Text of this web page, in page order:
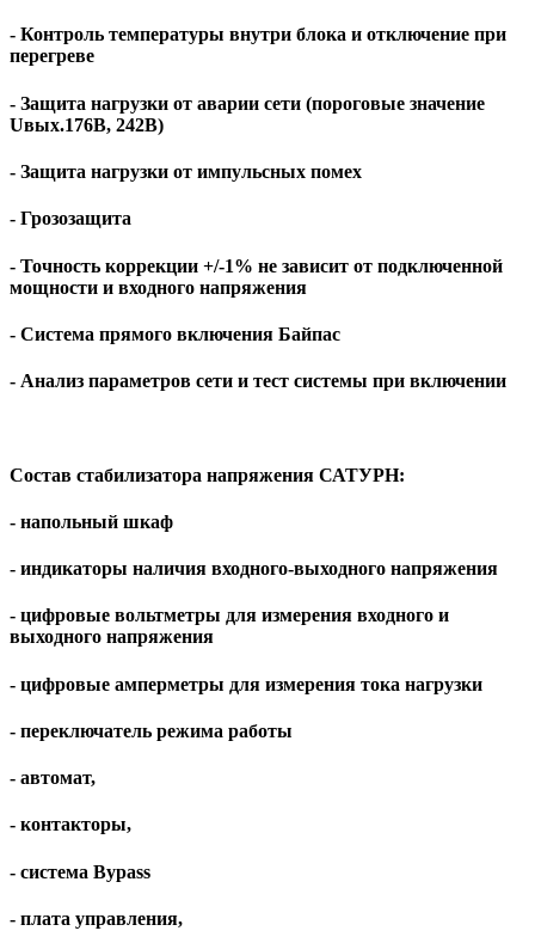
- Контроль температуры внутри блока и отключение при
перегреве
- Защита нагрузки от аварии сети (пороговые значение
Uвых.176В, 242В)
- Защита нагрузки от импульсных помех
- Грозозащита
- Точность коррекции +/-1% не зависит от подключенной
мощности и входного напряжения
- Система прямого включения Байпас
- Анализ параметров сети и тест системы при включении
Состав стабилизатора напряжения САТУРН:
- напольный шкаф
- индикаторы наличия входного-выходного напряжения
- цифровые вольтметры для измерения входного и
выходного напряжения
- цифровые амперметры для измерения тока нагрузки
- переключатель режима работы
- автомат,
- контакторы,
- система Bypass
- плата управления,